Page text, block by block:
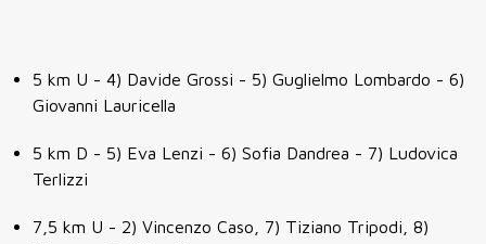
5 km U - 4) Davide Grossi - 5) Guglielmo Lombardo - 6)
Giovanni Lauricella
5 km D - 5) Eva Lenzi - 6) Sofia Dandrea - 7) Ludovica
Terlizzi
7,5 km U - 2) Vincenzo Caso, 7) Tiziano Tripodi, 8)